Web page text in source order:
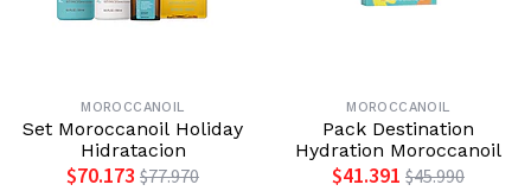
MOROCCANOIL
Set Moroccanoil Holiday
Hidratacion
$70.173 $77.970
MOROCCANOIL
Pack Destination
Hydration Moroccanoil
$41.391 $45.990